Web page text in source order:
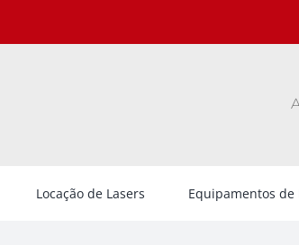
Locação de Lasers Equipamentos de